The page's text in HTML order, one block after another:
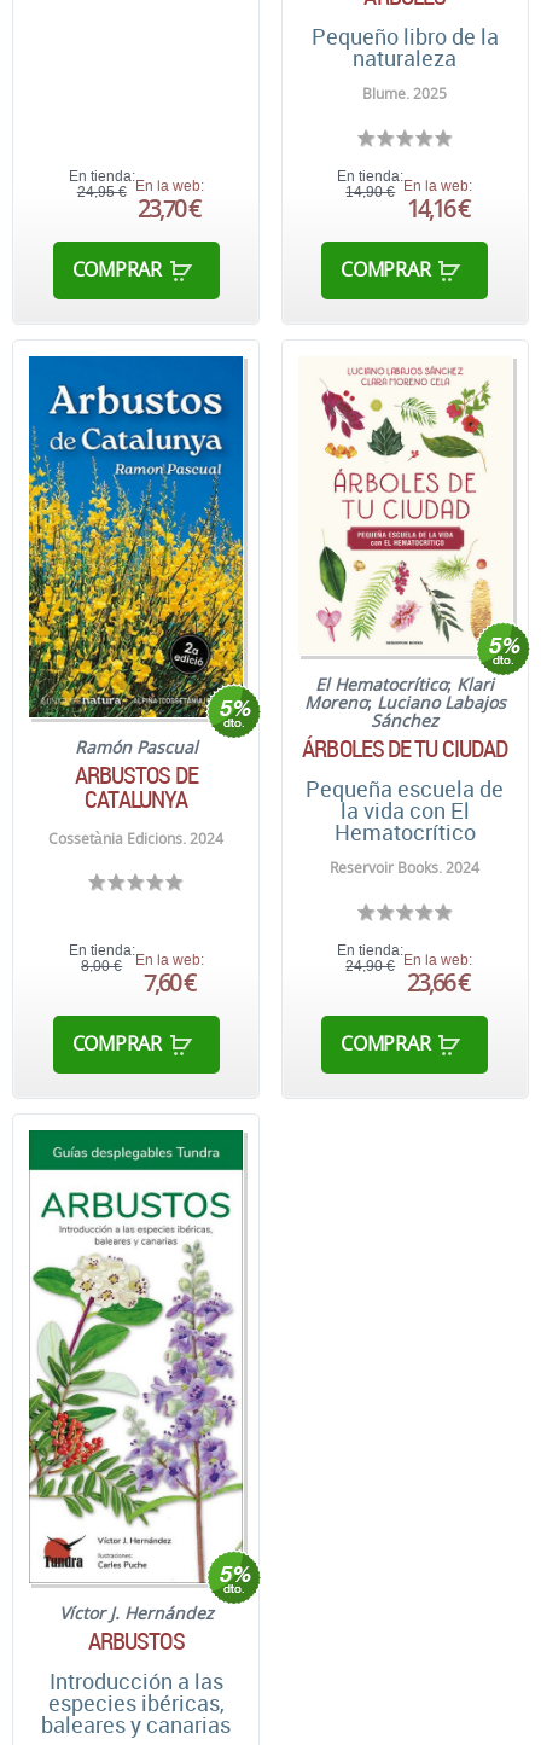
En tienda:
24,95 € En la web:
23,70 €
COMPRAR
Pequeño libro de la
naturaleza
Blume. 2025
En tienda:
14,90 €
En la web:
14,16 €
COMPRAR
Ramón Pascual
ARBUSTOS DE
CATALUNYA
Cossetània Edicions. 2024
En tienda:
8,00 €
En la web:
7,60 €
COMPRAR
El Hematocrítico; Klari
Moreno; Luciano Labajos
Sánchez
ÁRBOLES DE TU CIUDAD
Pequeña escuela de
la vida con El
Hematocrítico
Reservoir Books. 2024
En tienda:
24,90 €
En la web:
23,66 €
COMPRAR
Víctor J. Hernández
ARBUSTOS
Introducción a las
especies ibéricas,
baleares y canarias